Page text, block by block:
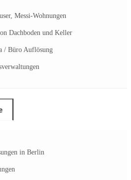
Messi-Wohnungen
Dachboden und Keller
/ Büro Auflösung
in Berlin